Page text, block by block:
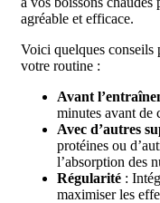
agréable et efficace.
Voici quelques conseils
votre routine :
Avant
minutes avant de
Avec d’autres
protéines ou
l’absorption des
Régularité :
maximiser les